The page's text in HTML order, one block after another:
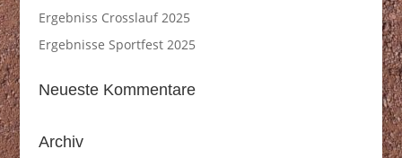
Ergebniss Crosslauf 2025
Ergebnisse Sportfest 2025
Neueste Kommentare
Archiv